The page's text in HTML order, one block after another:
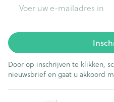
Door op inschrijven te klikken,
nieuwsbrief en gaat u akkoord